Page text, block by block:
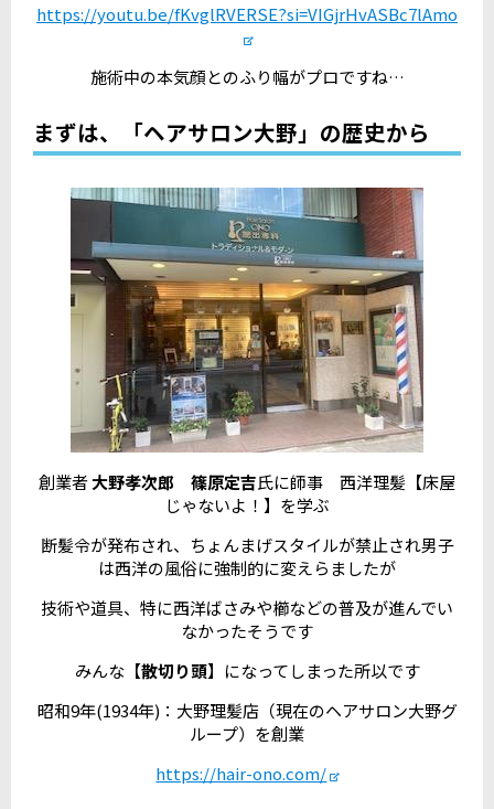
https://youtu.be/fKvglRVERSE?si=VIGjrHvASBc7lAmo
施術中の本気顔とのふり幅がプロですね…
まずは、「ヘアサロン大野」の歴史から
創業者大野孝次郎 篠原定吉氏に師事 西洋理髪【床屋
じゃないよ！】を学ぶ
断髪令が発布され、ちょんまげスタイルが禁止され男子
は西洋の風俗に強制的に変えらましたが
技術や道具、特に西洋ばさみや櫛などの普及が進んでい
なかったそうです
みんな【散切り頭】になってしまった所以です
昭和9年(1934年)：大野理髪店（現在のヘアサロン大野グ
ループ）を創業
https://hair-ono.com/